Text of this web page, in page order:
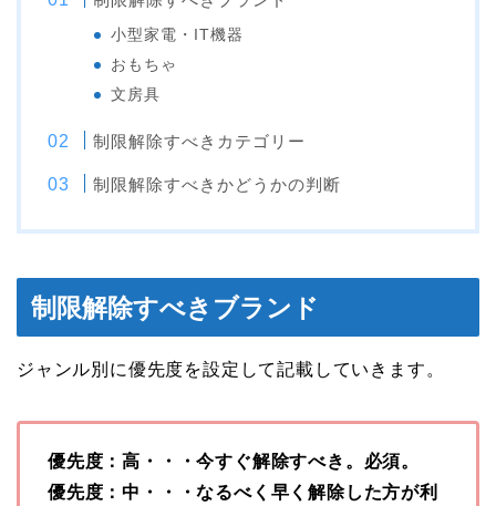
小型家電・IT機器
おもちゃ
文房具
制限解除すべきカテゴリー
制限解除すべきかどうかの判断
制限解除すべきブランド
ジャンル別に優先度を設定して記載していきます。
優先度：高・・・今すぐ解除すべき。必須。
優先度：中・・・なるべく早く解除した方が利